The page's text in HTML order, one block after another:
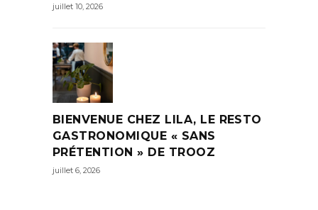
juillet 10, 2026
BIENVENUE CHEZ LILA, LE RESTO
GASTRONOMIQUE « SANS
PRÉTENTION » DE TROOZ
juillet 6, 2026